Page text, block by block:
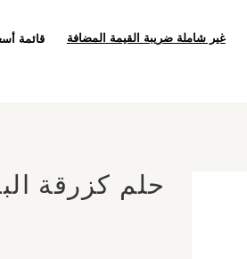
قائمة غير شاملة ضريبة القيمة المضافة
حلم كزرقة